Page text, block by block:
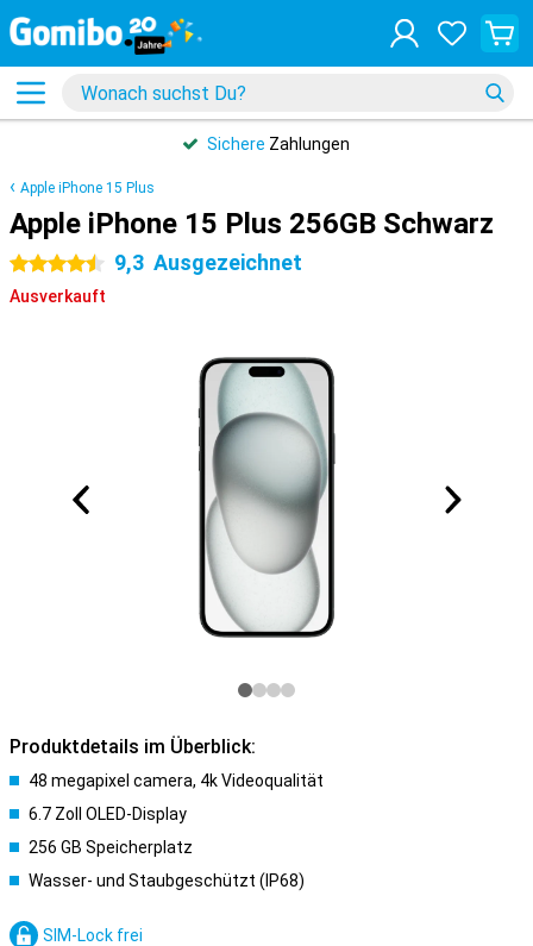
Sichere Zahlungen
Apple iPhone 15 Plus
Apple iPhone 15 Plus 256GB Schwarz
4.5 Sterne 9,3 Ausgezeichnet
Ausverkauft
Produktdetails im Überblick:
48 megapixel camera, 4k Videoqualität
6.7 Zoll OLED-Display
256 GB Speicherplatz
Wasser- und Staubgeschützt (IP68)
SIM-Lock frei